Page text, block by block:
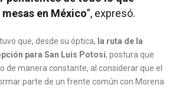
en México”, expresó.
que, desde su óptica, la ruta de la
para San Luis Potosí, postura que
de manera constante, al considerar que el
parte de un frente común con Morena